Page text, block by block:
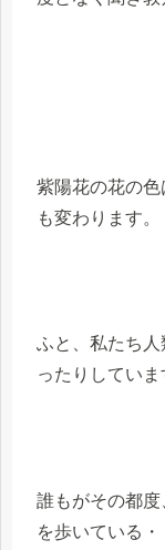
紫陽花の花の
も変わります。
ふと、私たち
ったりしていま
誰もがその都
を歩いている・